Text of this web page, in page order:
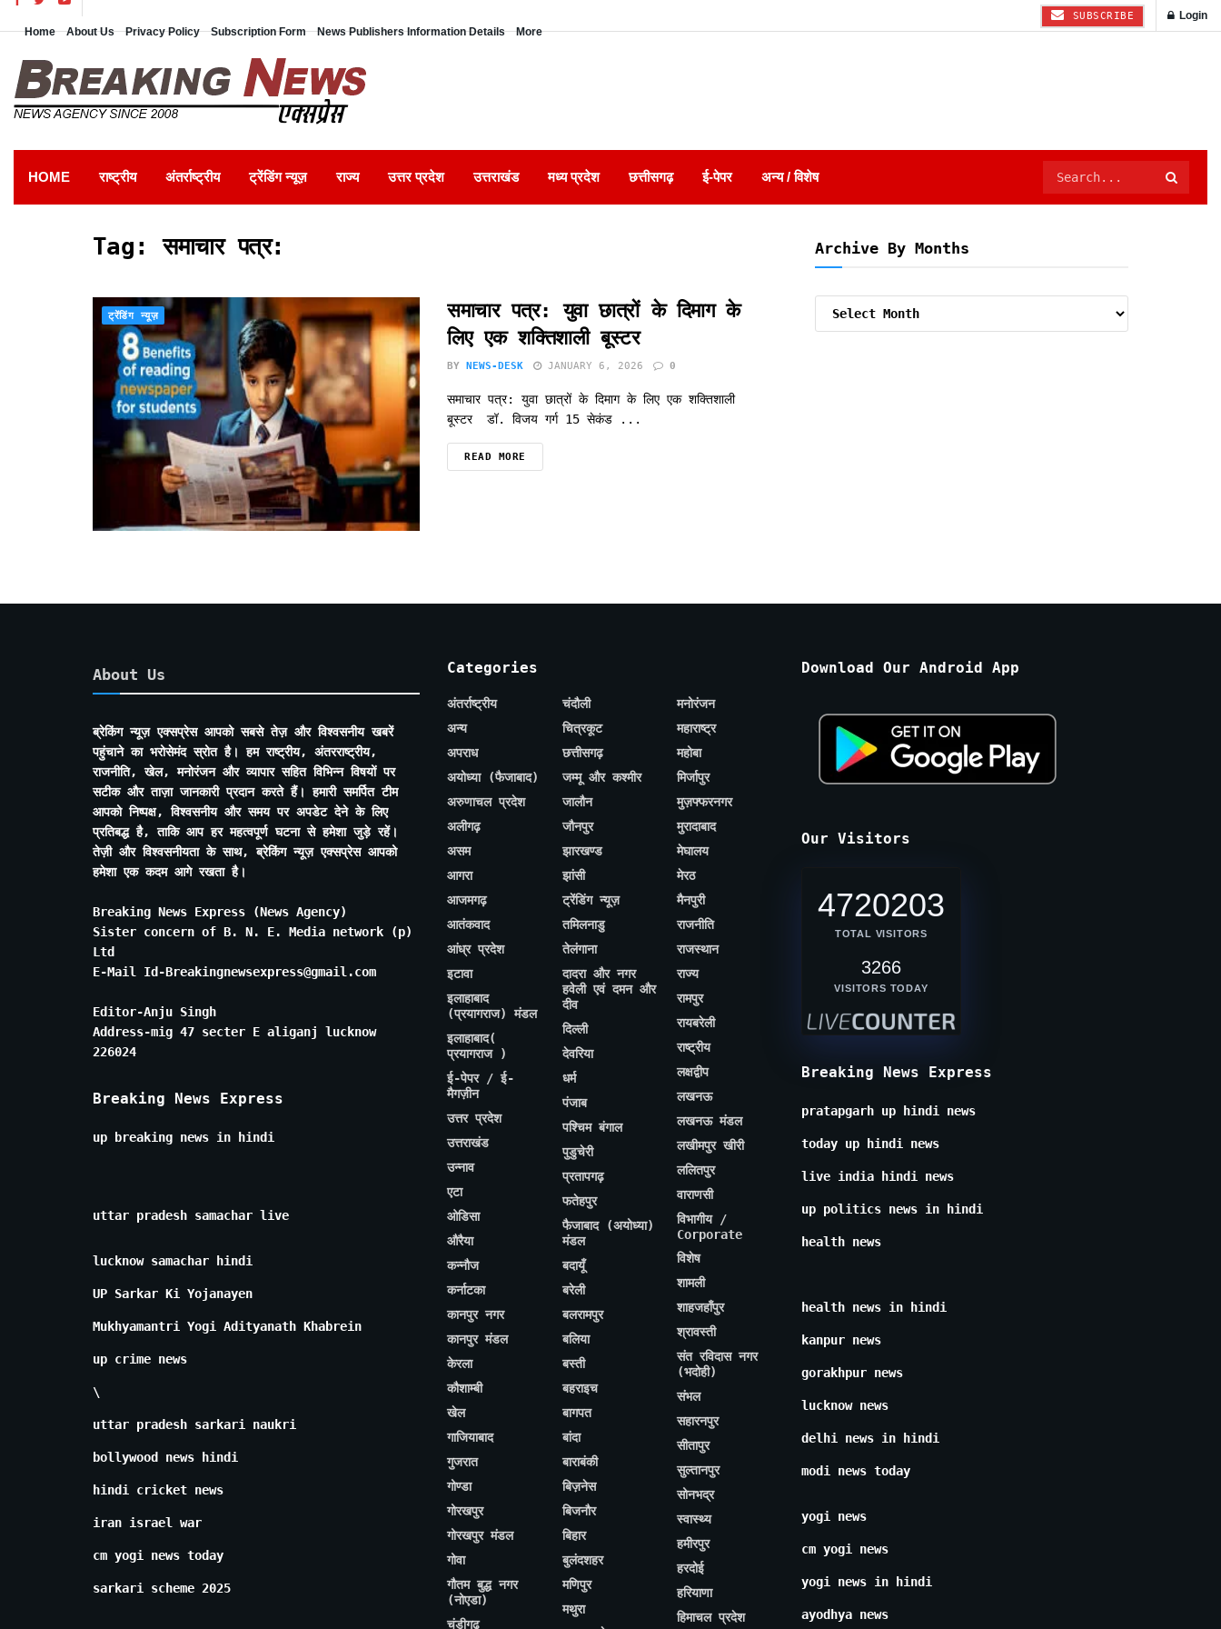
Home About Us Privacy Policy Subscription Form News Publishers Information Details More
SUBSCRIBE Login
HOME राष्ट्रीय अंतर्राष्ट्रीय ट्रेंडिंग न्यूज़ राज्य उत्तर प्रदेश उत्तराखंड मध्य प्रदेश छत्तीसगढ़ ई-पेपर अन्य / विशेष
Tag:समाचार पत्र:
ट्रेंडिंग न्यूज़
समाचार पत्र: युवा छात्रों के दिमाग के
लिए एक शक्तिशाली बूस्टर
BY NEWS-DESK JANUARY 6, 2026 0
समाचार पत्र: युवा छात्रों के दिमाग के लिए एक शक्तिशाली
बूस्टर डॉ. विजय गर्ग 15 सेकंड ...
READ MORE
Archive By Months
About Us
ब्रेकिंग न्यूज़ एक्सप्रेस आपको सबसे तेज़ और विश्वसनीय खबरें
पहुंचाने का भरोसेमंद स्रोत है। हम राष्ट्रीय, अंतरराष्ट्रीय,
राजनीति, खेल, मनोरंजन और व्यापार सहित विभिन्न विषयों पर
सटीक और ताज़ा जानकारी प्रदान करते हैं। हमारी समर्पित टीम
आपको निष्पक्ष, विश्वसनीय और समय पर अपडेट देने के लिए
प्रतिबद्ध है, ताकि आप हर महत्वपूर्ण घटना से हमेशा जुड़े रहें।
तेज़ी और विश्वसनीयता के साथ, ब्रेकिंग न्यूज़ एक्सप्रेस आपको
हमेशा एक कदम आगे रखता है।
Breaking News Express (News Agency)
Sister concern of B. N. E. Media network (p)
Ltd
E-Mail Id-Breakingnewsexpress@gmail.com
Editor-Anju Singh
Address-mig 47 secter E aliganj lucknow
226024
Breaking News Express
up breaking news in hindi
uttar pradesh samachar live
lucknow samachar hindi
UP Sarkar Ki Yojanayen
Mukhyamantri Yogi Adityanath Khabrein
up crime news
\
uttar pradesh sarkari naukri
bollywood news hindi
hindi cricket news
iran israel war
cm yogi news today
sarkari scheme 2025
Categories
अंतर्राष्ट्रीय
अन्य
अपराध
अयोध्या (फैजाबाद)
अरुणाचल प्रदेश
अलीगढ़
असम
आगरा
आजमगढ़
आतंकवाद
आंध्र प्रदेश
इटावा
इलाहाबाद
(प्रयागराज) मंडल
इलाहाबाद(
प्रयागराज )
ई-पेपर / ई-
मैगज़ीन
उत्तर प्रदेश
उत्तराखंड
उन्नाव
एटा
ओडिसा
औरैया
कन्नौज
कर्नाटका
कानपुर नगर
कानपुर मंडल
केरला
कौशाम्बी
खेल
गाजियाबाद
गुजरात
गोण्डा
गोरखपुर
गोरखपुर मंडल
गोवा
गौतम बुद्ध नगर
(नोएडा)
चंडीगढ़
चंदौली
चित्रकूट
छत्तीसगढ़
जम्मू और कश्मीर
जालौन
जौनपुर
झारखण्ड
झांसी
ट्रेंडिंग न्यूज़
तमिलनाडु
तेलंगाना
दादरा और नगर
हवेली एवं दमन और
दीव
दिल्ली
देवरिया
धर्म
पंजाब
पश्चिम बंगाल
पुडुचेरी
प्रतापगढ़
फतेहपुर
फैजाबाद (अयोध्या)
मंडल
बदायूँ
बरेली
बलरामपुर
बलिया
बस्ती
बहराइच
बागपत
बांदा
बाराबंकी
बिज़नेस
बिजनौर
बिहार
बुलंदशहर
मणिपुर
मथुरा
मनोरंजन
महाराष्ट्र
महोबा
मिर्जापुर
मुज़फ्फरनगर
मुरादाबाद
मेघालय
मेरठ
मैनपुरी
राजनीति
राजस्थान
राज्य
रामपुर
रायबरेली
राष्ट्रीय
लक्षद्वीप
लखनऊ
लखनऊ मंडल
लखीमपुर खीरी
ललितपुर
वाराणसी
विभागीय /
Corporate
विशेष
शामली
शाहजहाँपुर
श्रावस्ती
संत रविदास नगर
(भदोही)
संभल
सहारनपुर
सीतापुर
सुल्तानपुर
सोनभद्र
स्वास्थ्य
हमीरपुर
हरदोई
हरियाणा
हिमाचल प्रदेश
Download Our Android App
Our Visitors
4720203
TOTAL VISITORS
3266
VISITORS TODAY
Breaking News Express
pratapgarh up hindi news
today up hindi news
live india hindi news
up politics news in hindi
health news
health news in hindi
kanpur news
gorakhpur news
lucknow news
delhi news in hindi
modi news today
yogi news
cm yogi news
yogi news in hindi
ayodhya news